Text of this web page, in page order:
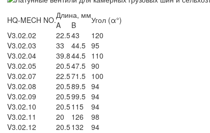
HQ-MECH NO.Длина, ммУгол (α°)
A
B
V3.02.02
22.543
120
V3.02.03
33 44.5 95
V3.02.04
39.844.5
110
V3.02.05
20.547.5 90
V3.02.07
22.571.5
100
V3.02.08
20.589.5 94
V3.02.09
20.599.5 94
V3.02.10
20.5115
94
V3.02.11
20 126
98
V3.02.12
20.5132
94